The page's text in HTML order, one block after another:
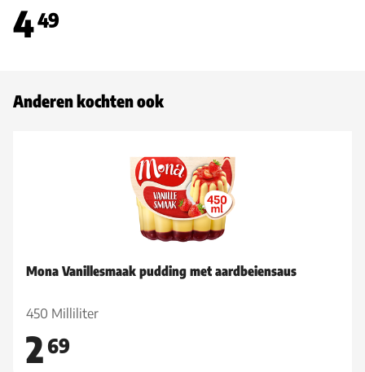
449
Anderen kochten ook
Mona Vanillesmaak pudding met aardbeiensaus
450 Milliliter
269